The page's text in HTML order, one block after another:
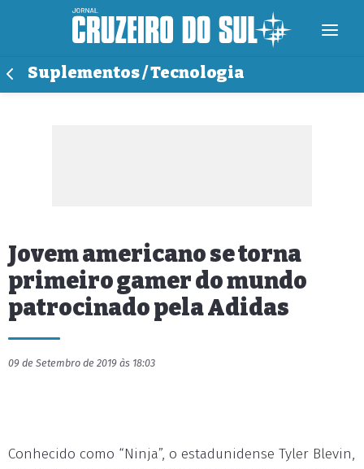
Suplementos / Tecnologia
Jovem americano se torna
primeiro gamer do mundo
patrocinado pela Adidas
09 de Setembro de 2019 às 18:03
Conhecido como “Ninja”, o estadunidense Tyler Blevin,